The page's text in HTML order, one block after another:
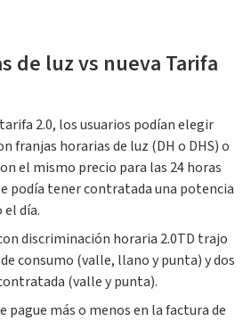
de luz vs nueva Tarifa
2.0, los usuarios podían elegir
franjas horarias de luz (DH o DHS) o
el mismo precio para las 24 horas
podía tener contratada una potencia
día.
discriminación horaria 2.0TD trajo
consumo (valle, llano y punta) y dos
(valle y punta).
pague más o menos en la factura de